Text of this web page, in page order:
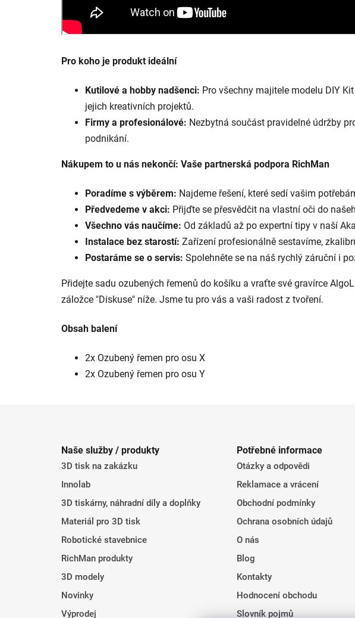
Pro koho je produkt ideální
Kutilové a hobby nadšenci: Pro všechny majitele modelu DIY
jejich kreativních projektů.
Firmy a profesionálové: Nezbytná součást pravidelné údržby
podnikání.
Nákupem to u nás nekončí: Vaše partnerská podpora RichMan
Poradíme s výběrem: Najdeme řešení, které sedí vašim
Předvedeme v akci: Přijďte se přesvědčit na vlastní oči do
Všechno vás naučíme: Od základů až po expertní tipy v naší
Instalace bez starostí: Zařízení profesionálně sestavíme,
Postaráme se o servis: Spolehněte se na náš rychlý záruční i
Přidejte sadu ozubených řemenů do košíku a vraťte své gravírce
záložce "Diskuse" níže. Jsme tu pro vás a vaši radost z tvoření.
Obsah balení
2x Ozubený řemen pro osu X
2x Ozubený řemen pro osu Y
Naše služby / produkty
3D tisk na zakázku
Innolab
3D tiskárny, náhradní díly a doplňky
Materiál pro 3D tisk
Robotické stavebnice
RichMan produkty
3D modely
Novinky
Výprodej
Potřebné informace
Otázky a odpovědi
Reklamace a vrácení
Obchodní podmínky
Ochrana osobních údajů
O nás
Blog
Kontakty
Hodnocení obchodu
Slovník pojmů